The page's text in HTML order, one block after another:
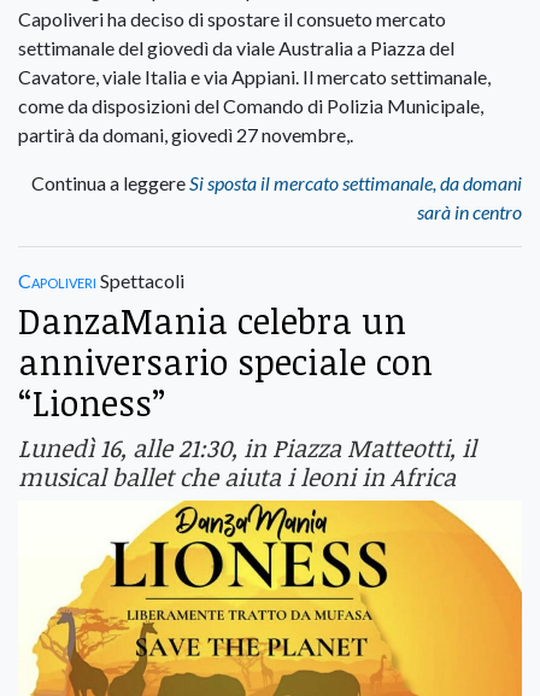
Capoliveri ha deciso di spostare il consueto mercato
settimanale del giovedì da viale Australia a Piazza del
Cavatore, viale Italia e via Appiani. Il mercato settimanale,
come da disposizioni del Comando di Polizia Municipale,
partirà da domani, giovedì 27 novembre,.
Continua a leggereSi sposta il mercato settimanale, da domani
sarà in centro
Capoliveri Spettacoli
DanzaMania celebra un
anniversario speciale con
“Lioness”
Lunedì 16, alle 21:30, in Piazza Matteotti, il
musical ballet che aiuta i leoni in Africa